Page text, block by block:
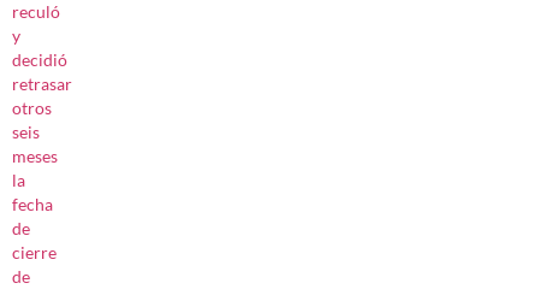
reculó
y
decidió
retrasar
otros
seis
meses
la
fecha
de
cierre
de